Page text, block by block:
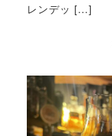
レンデッ […]